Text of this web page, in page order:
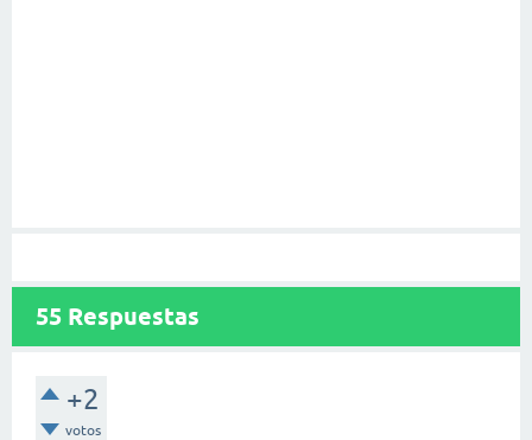
55 Respuestas
+2
votos